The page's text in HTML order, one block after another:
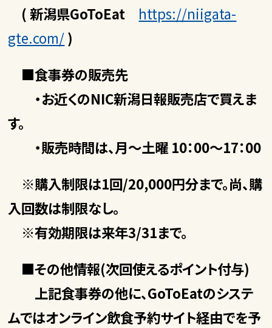
( 新潟県GoToEat https://niigata-
gte.com/)
■食事券の販売先
・お近くのNIC新潟日報販売店で買えま
す。
・販売時間は、月～土曜 10：00～17：00
※購入制限は1回/20,000円分まで。尚、購
入回数は制限なし。
※有効期限は来年3/31まで。
■その他情報(次回使えるポイント付与)
上記食事券の他に、GoToEatのシステ
ムではオンライン飲食予約サイト経由でを予